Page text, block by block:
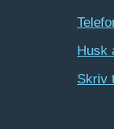
Husk
Skriv